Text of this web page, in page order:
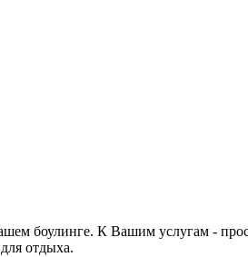
боулинге. К Вашим услугам -
отдыха.